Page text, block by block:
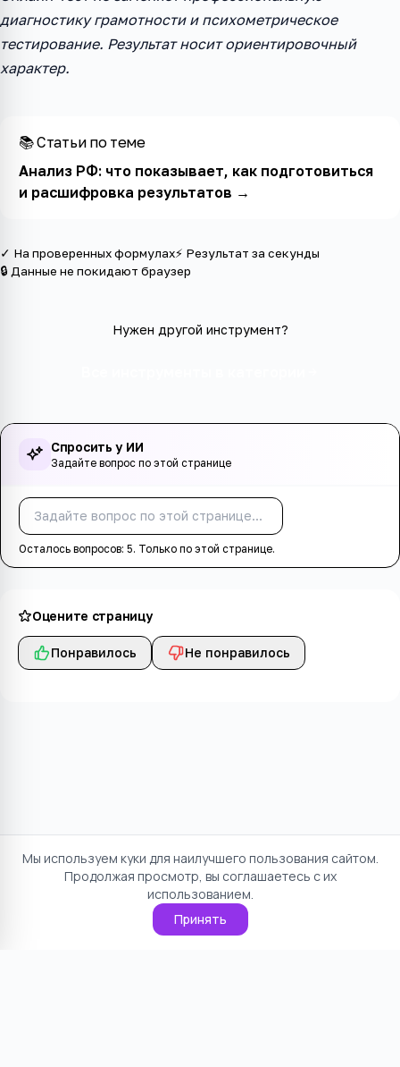
диагностику грамотности и психометрическое
тестирование. Результат носит ориентировочный
характер.
📚 Статьи по теме
Анализ РФ: что показывает, как подготовиться
и расшифровка результатов →
✓ На проверенных формулах⚡ Результат за секунды
🔒 Данные не покидают браузер
Нужен другой инструмент?
Спросить у ИИ
Задайте вопрос по этой странице
Осталось вопросов: 5. Только по этой странице.
Оцените страницу
Понравилось Не понравилось
Мы используем куки для наилучшего пользования сайтом.
Продолжая просмотр, вы соглашаетесь с их
использованием.
Принять